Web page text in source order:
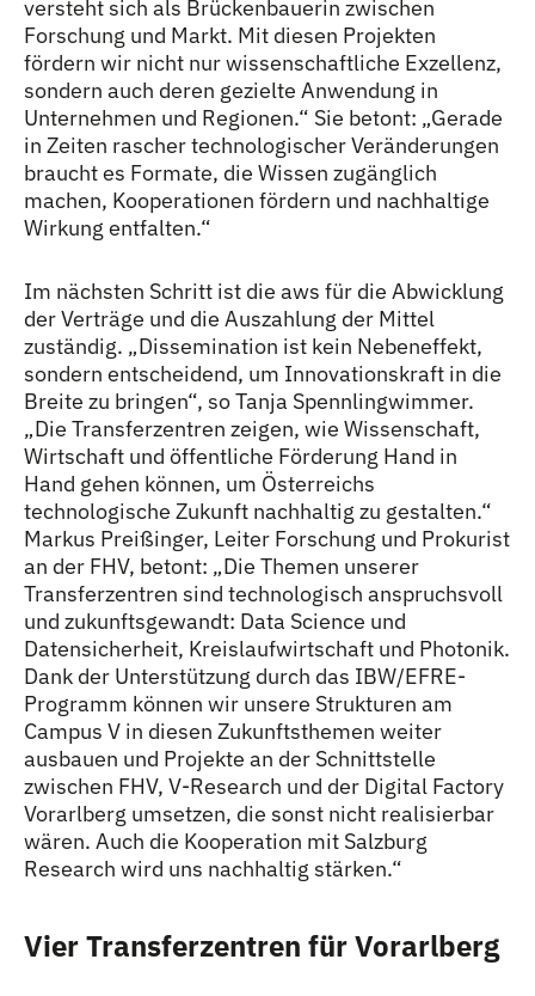
versteht sich als Brückenbauerin zwischen
Forschung und Markt. Mit diesen Projekten
fördern wir nicht nur wissenschaftliche Exzellenz,
sondern auch deren gezielte Anwendung in
Unternehmen und Regionen.“ Sie betont: „Gerade
in Zeiten rascher technologischer Veränderungen
braucht es Formate, die Wissen zugänglich
machen, Kooperationen fördern und nachhaltige
Wirkung entfalten.“
Im nächsten Schritt ist die aws für die Abwicklung
der Verträge und die Auszahlung der Mittel
zuständig. „Dissemination ist kein Nebeneffekt,
sondern entscheidend, um Innovationskraft in die
Breite zu bringen“, so Tanja Spennlingwimmer.
„Die Transferzentren zeigen, wie Wissenschaft,
Wirtschaft und öffentliche Förderung Hand in
Hand gehen können, um Österreichs
technologische Zukunft nachhaltig zu gestalten.“
Markus Preißinger, Leiter Forschung und Prokurist
an der FHV, betont: „Die Themen unserer
Transferzentren sind technologisch anspruchsvoll
und zukunftsgewandt: Data Science und
Datensicherheit, Kreislaufwirtschaft und Photonik.
Dank der Unterstützung durch das IBW/EFRE-
Programm können wir unsere Strukturen am
Campus V in diesen Zukunftsthemen weiter
ausbauen und Projekte an der Schnittstelle
zwischen FHV, V-Research und der Digital Factory
Vorarlberg umsetzen, die sonst nicht realisierbar
wären. Auch die Kooperation mit Salzburg
Research wird uns nachhaltig stärken.“
Vier Transferzentren für Vorarlberg